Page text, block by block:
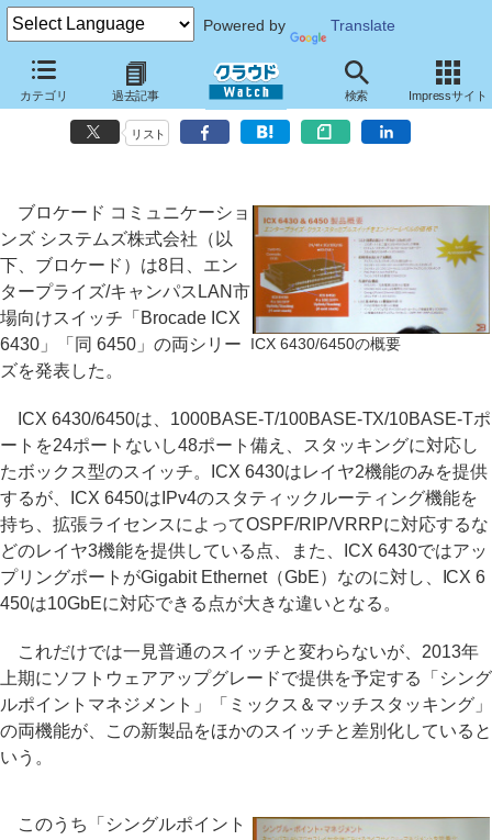
Powered by Translate
カテゴリ 過去記事 検索 Impressサイト
ブロケード、企業向けスイッチ「ICX 6430/6450」～スタックをまたが
った統合管理機能などを提供へ
リスト
ICX 6430/6450の概要
ブロケード コミュニケーショ
ンズ システムズ株式会社（以
下、ブロケード）は8日、エン
タープライズ/キャンパスLAN市
場向けスイッチ「Brocade ICX
6430」「同 6450」の両シリー
ズを発表した。
ICX 6430/6450は、1000BASE-T/100BASE-TX/10BASE-Tポ
ートを24ポートないし48ポート備え、スタッキングに対応し
たボックス型のスイッチ。ICX 6430はレイヤ2機能のみを提供
するが、ICX 6450はIPv4のスタティックルーティング機能を
持ち、拡張ライセンスによってOSPF/RIP/VRRPに対応するな
どのレイヤ3機能を提供している点、また、ICX 6430ではアッ
プリングポートがGigabit Ethernet（GbE）なのに対し、ICX 6
450は10GbEに対応できる点が大きな違いとなる。
これだけでは一見普通のスイッチと変わらないが、2013年
上期にソフトウェアアップグレードで提供を予定する「シング
ルポイントマネジメント」「ミックス＆マッチスタッキング」
の両機能が、この新製品をほかのスイッチと差別化していると
いう。
このうち「シングルポイント